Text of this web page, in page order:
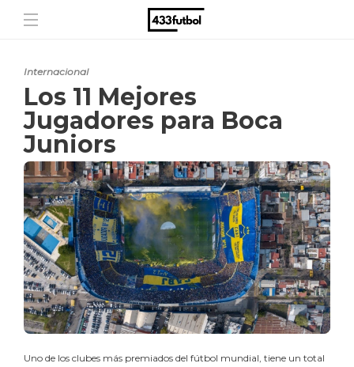
Internacional
Los 11 Mejores
Jugadores para Boca
Juniors
Uno de los clubes más premiados del fútbol mundial, tiene un total